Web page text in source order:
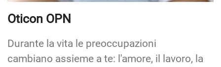
Oticon OPN
Durante la vita le preoccupazioni
cambiano assieme a te: l'amore, il lavoro, la